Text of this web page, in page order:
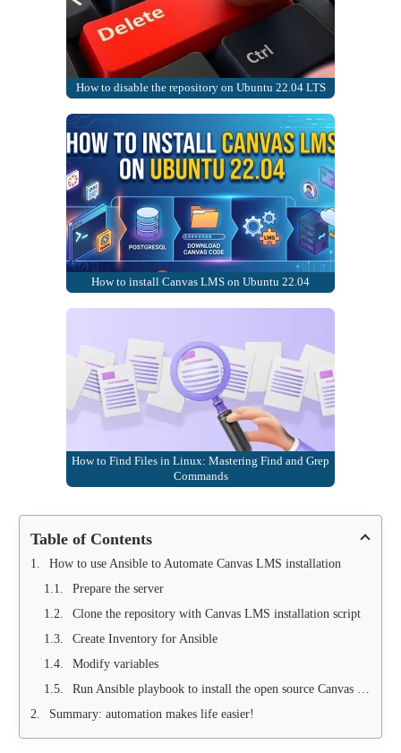
How to disable the repository on Ubuntu 22.04 LTS
How to install Canvas LMS on Ubuntu 22.04
How to Find Files in Linux: Mastering Find and Grep
Commands
Table of Contents
How to use Ansible to Automate Canvas LMS installation
Prepare the server
Clone the repository with Canvas LMS installation script
Create Inventory for Ansible
Modify variables
Run Ansible playbook to install the open source Canvas LMS system
Summary: automation makes life easier!